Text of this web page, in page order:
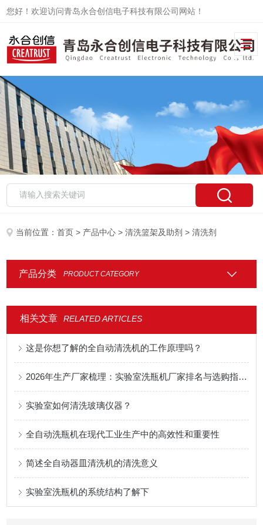
您好！欢迎访问青岛永合创信电子科技有限公司网站！
当前位置：首页 > 产品中心 >清洗篮架及助剂 > 清洗剂
产品分类 PRODUCT CATEGORY
相关文章 RELATED ARTICLES
这是你想了解的全自动清洗机的工作原理吗？
2026年生产厂家梳理：实验室洗瓶机厂家排名与选购指南，高性价比/高质量实验室洗瓶机生产厂家推荐
实验室如何清洗玻璃仪器？
全自动洗瓶机在现代工业生产中的高效性和重要性
简述全自动器皿清洗机的清洗意义
实验室洗瓶机的系统结构了解下